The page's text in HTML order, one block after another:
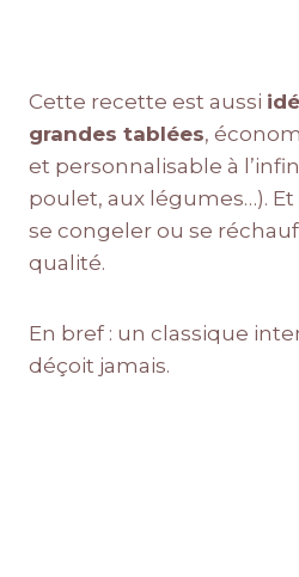
Cette recette est aussi
grandes tablées,
et personnalisable à
poulet, aux légumes…).
se congeler ou se
qualité.
En bref : un classique
déçoit jamais.